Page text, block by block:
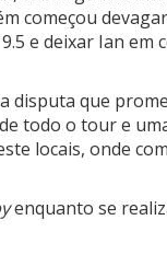
começou
e deixar Ian em
disputa que
todo o tour e
locais, onde
enquanto se